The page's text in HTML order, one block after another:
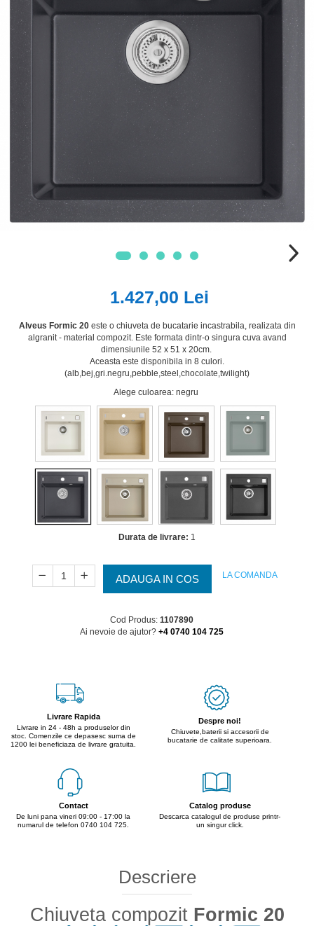
1.427,00 Lei
Alveus Formic 20 este o chiuveta de bucatarie incastrabila, realizata din
algranit - material compozit. Este formata dintr-o singura cuva avand
dimensiunile 52 x 51 x 20cm.
Aceasta este disponibila in 8 culori.
(alb,bej,gri.negru,pebble,steel,chocolate,twilight)
Alege culoarea: negru
Durata de livrare: 1
ADAUGA IN COS LA COMANDA
Cod Produs: 1107890
Ai nevoie de ajutor? +4 0740 104 725
Livrare Rapida
Livrare in 24 - 48h a produselor din
stoc. Comenzile ce depasesc suma de
1200 lei beneficiaza de livrare gratuita.
Despre noi!
Chiuvete,baterii si accesorii de
bucatarie de calitate superioara.
Contact
De luni pana vineri 09:00 - 17:00 la
numarul de telefon 0740 104 725.
Catalog produse
Descarca catalogul de produse printr-
un singur click.
Descriere
Chiuveta compozit Formic 20